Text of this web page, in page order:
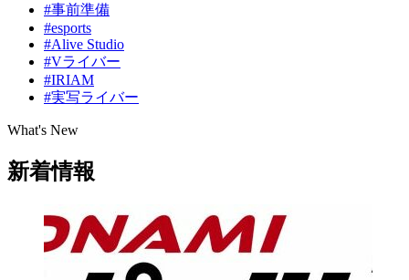
#事前準備
#esports
#Alive Studio
#Vライバー
#IRIAM
#実写ライバー
What's New
新着情報